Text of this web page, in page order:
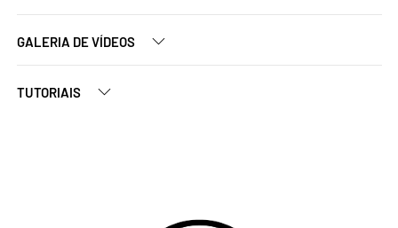
GALERIA DE VÍDEOS
TUTORIAIS